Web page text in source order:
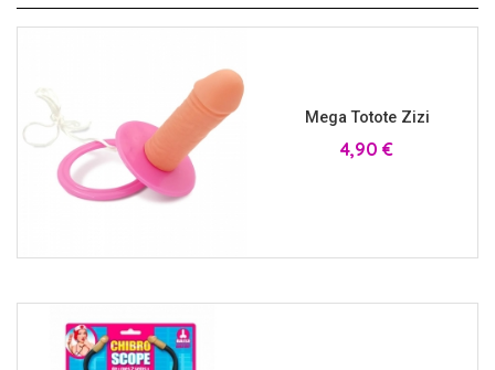
Mega Totote Zizi
Prix
4,90 €